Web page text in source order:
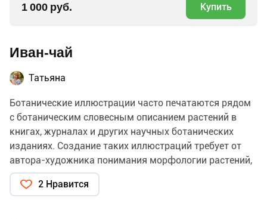
1 000 руб. Купить
Иван-чай
Татьяна
Ботанические иллюстрации часто печатаются рядом
с ботаническим словесным описанием растений в
книгах, журналах и других научных ботанических
изданиях. Создание таких иллюстраций требует от
автора-художника понимания морфологии растений,
доступа к натурным (живым природным) образцам
или гербариям (образцам, засушенным для
2 Нравится